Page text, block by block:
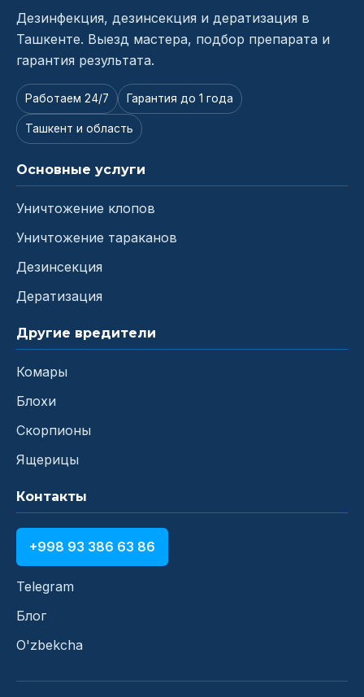
Дезинфекция, дезинсекция и дератизация в
Ташкенте. Выезд мастера, подбор препарата и
гарантия результата.
Работаем 24/7 Гарантия до 1 года
Ташкент и область
Основные услуги
Уничтожение клопов
Уничтожение тараканов
Дезинсекция
Дератизация
Другие вредители
Комары
Блохи
Скорпионы
Ящерицы
Контакты
+998 93 386 63 86
Telegram
Блог
O'zbekcha